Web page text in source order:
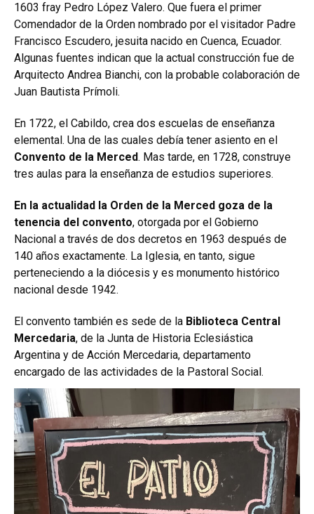
1603 fray Pedro López Valero. Que fuera el primer
Comendador de la Orden nombrado por el visitador Padre
Francisco Escudero, jesuita nacido en Cuenca, Ecuador.
Algunas fuentes indican que la actual construcción fue de
Arquitecto Andrea Bianchi, con la probable colaboración de
Juan Bautista Prímoli.
En 1722, el Cabildo, crea dos escuelas de enseñanza
elemental. Una de las cuales debía tener asiento en el
Convento de la Merced. Mas tarde, en 1728, construye
tres aulas para la enseñanza de estudios superiores.
En la actualidad la Orden de la Merced goza de la
tenencia del convento, otorgada por el Gobierno
Nacional a través de dos decretos en 1963 después de
140 años exactamente. La Iglesia, en tanto, sigue
perteneciendo a la diócesis y es monumento histórico
nacional desde 1942.
El convento también es sede de la Biblioteca Central
Mercedaria, de la Junta de Historia Eclesiástica
Argentina y de Acción Mercedaria, departamento
encargado de las actividades de la Pastoral Social.